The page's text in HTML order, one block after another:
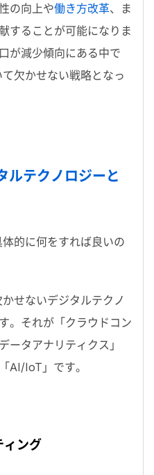
の向上や働き方改革、ま
することが可能になりま
が減少傾向にある中で
欠かせない戦略となっ
ルテクノロジーと
的に何をすれば良いの
せないデジタルテクノ
。それが「クラウドコン
ータアナリティクス」
AI/IoT」です。
ィング